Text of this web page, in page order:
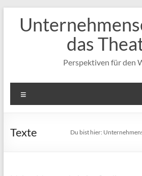
springen
das
Perspektiven für den
Texte Du bist hier: